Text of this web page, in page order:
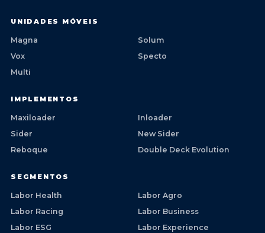
UNIDADES MÓVEIS
Magna
Solum
Vox
Specto
Multi
IMPLEMENTOS
Maxiloader
Inloader
Sider
New Sider
Reboque
Double Deck Evolution
SEGMENTOS
Labor Health
Labor Agro
Labor Racing
Labor Business
Labor ESG
Labor Experience